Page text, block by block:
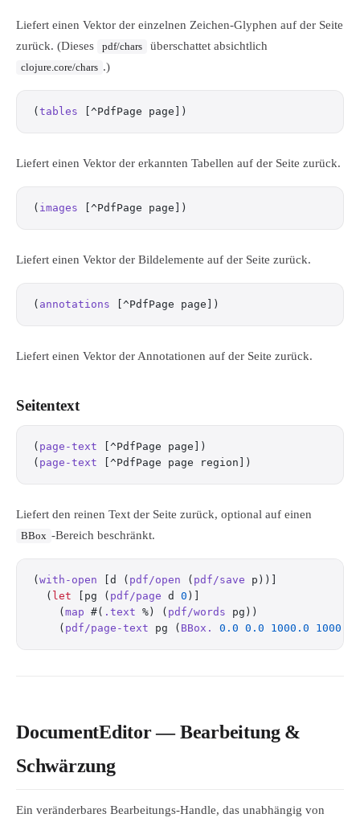
Liefert einen Vektor der einzelnen Zeichen-Glyphen auf der Seite
zurück. (Dieses
pdf/chars überschattet absichtlich
clojure.core/chars .)
( tables [^PdfPage page])
Liefert einen Vektor der erkannten Tabellen auf der Seite zurück.
( images [^PdfPage page])
Liefert einen Vektor der Bildelemente auf der Seite zurück.
( annotations [^PdfPage page])
Liefert einen Vektor der Annotationen auf der Seite zurück.
Seitentext
( page-text [^PdfPage page])
( page-text [^PdfPage page region])
Liefert den reinen Text der Seite zurück, optional auf einen
BBox -Bereich beschränkt.
( with-open [d ( pdf/open ( pdf/save p))]
  (
let [pg ( pdf/page d 0 )]
    (
map #( .text %) ( pdf/words
    (
pdf/page-text pg ( BBox. 0.0 0.0 1000.0 1000.0
DocumentEditor — Bearbeitung &
Schwärzung
Ein veränderbares Bearbeitungs-Handle, das unabhängig von